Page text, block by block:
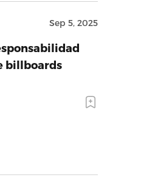
Sep 5, 2025
billboards